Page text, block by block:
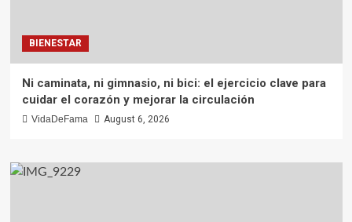
BIENESTAR
Ni caminata, ni gimnasio, ni bici: el ejercicio clave para
cuidar el corazón y mejorar la circulación
VidaDeFama August 6, 2026